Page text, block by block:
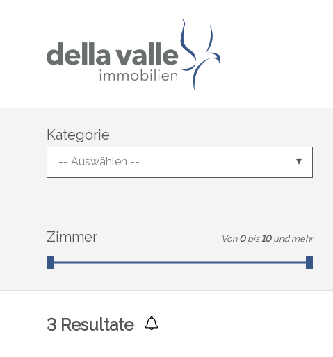
Kategorie
-- Auswählen --
Zimmer Von 0 bis 10 und mehr
3 Resultate